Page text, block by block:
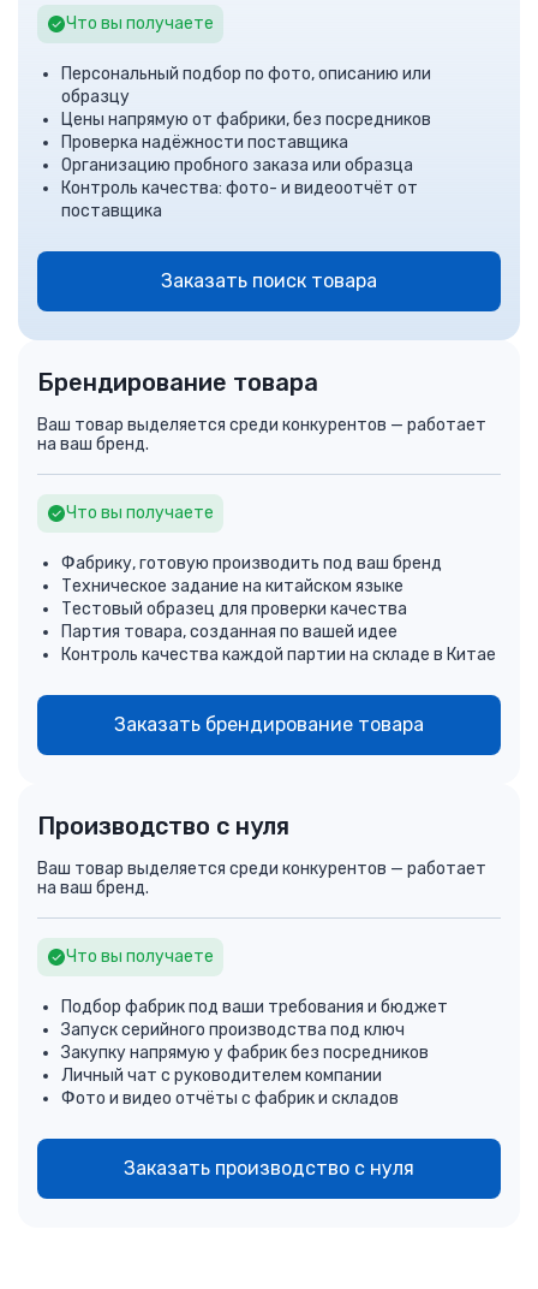
Что вы получаете
Персональный подбор по фото, описанию или
образцу
Цены напрямую от фабрики, без посредников
Проверка надёжности поставщика
Организацию пробного заказа или образца
Контроль качества: фото- и видеоотчёт от
поставщика
Заказать поиск товара
Брендирование товара
Ваш товар выделяется среди конкурентов — работает
на ваш бренд.
Что вы получаете
Фабрику, готовую производить под ваш бренд
Техническое задание на китайском языке
Тестовый образец для проверки качества
Партия товара, созданная по вашей идее
Контроль качества каждой партии на складе в Китае
Заказать брендирование товара
Производство с нуля
Ваш товар выделяется среди конкурентов — работает
на ваш бренд.
Что вы получаете
Подбор фабрик под ваши требования и бюджет
Запуск серийного производства под ключ
Закупку напрямую у фабрик без посредников
Личный чат с руководителем компании
Фото и видео отчёты с фабрик и складов
Заказать производство с нуля